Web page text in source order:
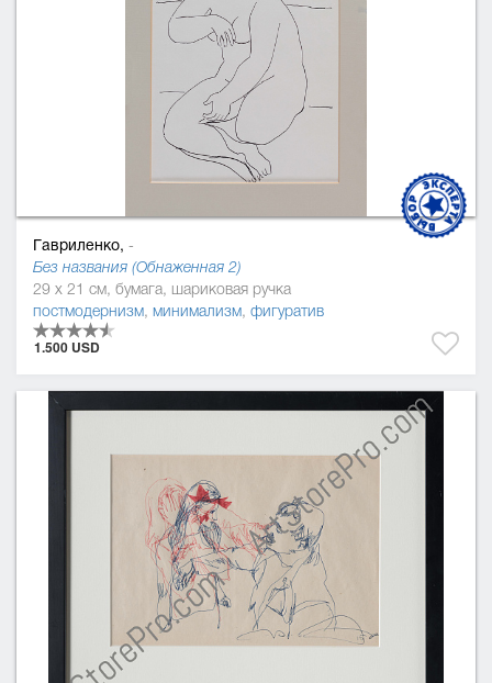
Гавриленко, -
Без названия (Обнаженная 2)
29 x 21 см, бумага, шариковая ручка
постмодернизм, минимализм, фигуратив
1.500 USD